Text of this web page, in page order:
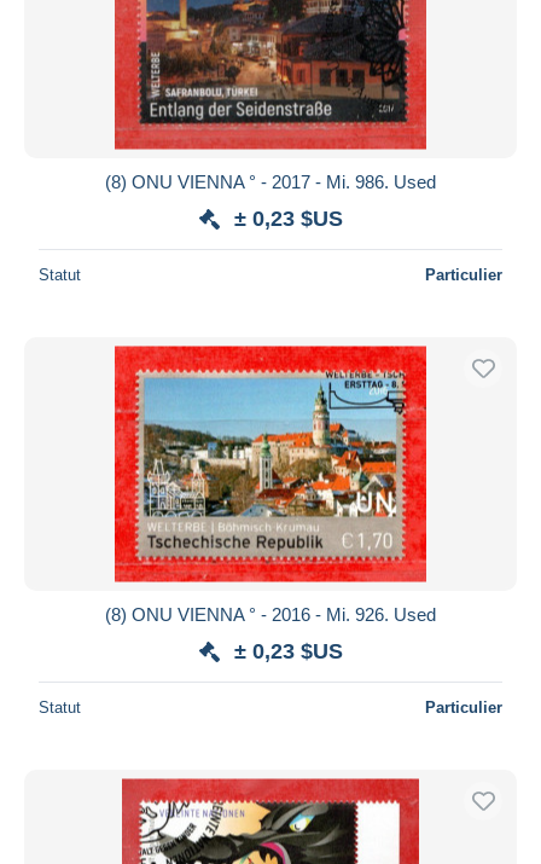
(8) ONU VIENNA ° - 2017 - Mi. 986. Used
± 0,23 $US
Statut Particulier
(8) ONU VIENNA ° - 2016 - Mi. 926. Used
± 0,23 $US
Statut Particulier